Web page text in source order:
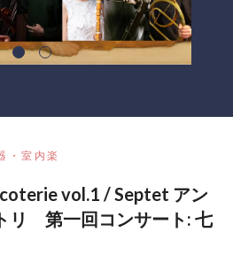
・室内楽
vol.1 / Septet アン
リ 第一回コンサート: 七